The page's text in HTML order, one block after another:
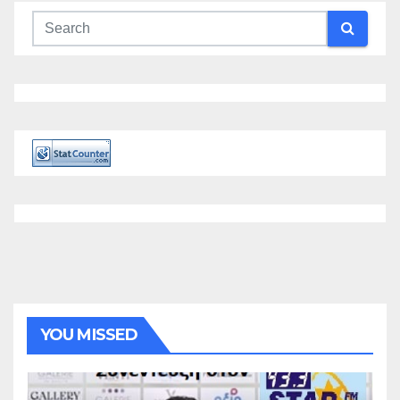
YOU MISSED